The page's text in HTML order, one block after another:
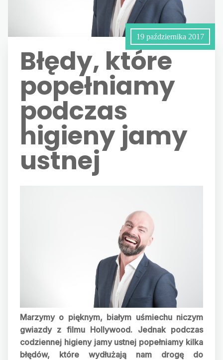
19 października 2017
Błędy, które
popełniamy
podczas
higieny jamy
ustnej
Marzymy o pięknym, białym uśmiechu niczym
gwiazdy z filmu Hollywood. Jednak podczas
codziennej higieny jamy ustnej popełniamy kilka
błędów, które wydłużają nam drogę do